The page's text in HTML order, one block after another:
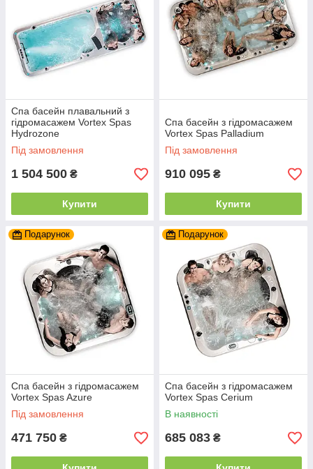
Спа басейн плавальний з
гідромасажем Vortex Spas
Hydrozone
Під замовлення
1 504 500 ₴
Купити
Спа басейн з гідромасажем
Vortex Spas Palladium
Під замовлення
910 095 ₴
Купити
Подарунок
Спа басейн з гідромасажем
Vortex Spas Azure
Під замовлення
471 750 ₴
Подарунок
Спа басейн з гідромасажем
Vortex Spas Cerium
В наявності
685 083 ₴